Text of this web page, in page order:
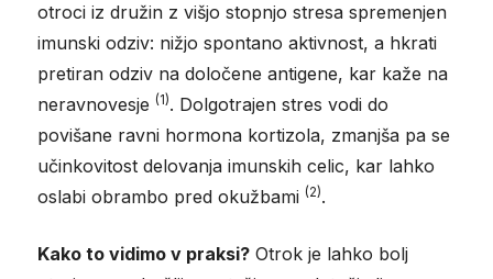
otroci iz družin z višjo stopnjo stresa spremenjen
imunski odziv: nižjo spontano aktivnost, a hkrati
pretiran odziv na določene antigene, kar kaže na
neravnovesje (1). Dolgotrajen stres vodi do
povišane ravni hormona kortizola, zmanjša pa se
učinkovitost delovanja imunskih celic, kar lahko
oslabi obrambo pred okužbami (2).
Kako to vidimo v praksi? Otrok je lahko bolj